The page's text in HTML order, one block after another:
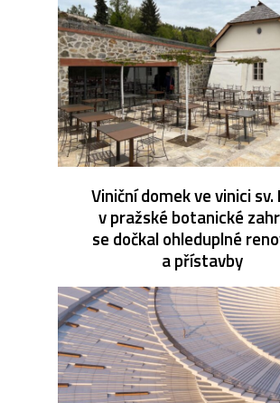
Viniční domek ve vinici sv.
v pražské botanické
se dočkal ohleduplné
a přístavby